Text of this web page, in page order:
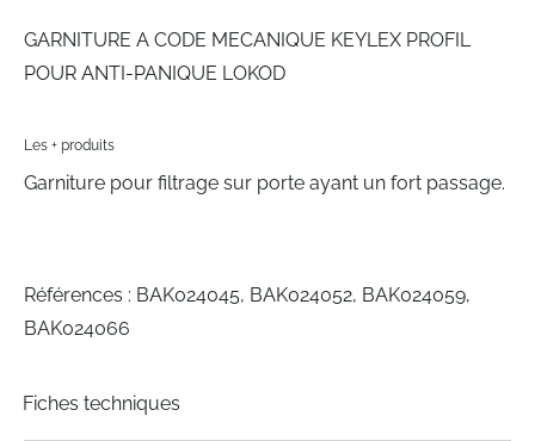
GARNITURE A CODE MECANIQUE KEYLEX PROFIL
POUR ANTI-PANIQUE LOKOD
Les + produits
Garniture pour filtrage sur porte ayant un fort passage.
Références : BAK024045, BAK024052, BAK024059,
BAK024066
Fiches techniques